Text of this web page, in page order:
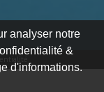
analyser notre
&
d'informations.